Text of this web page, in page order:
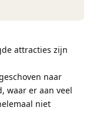
attracties zijn
naar
waar er aan veel
niet